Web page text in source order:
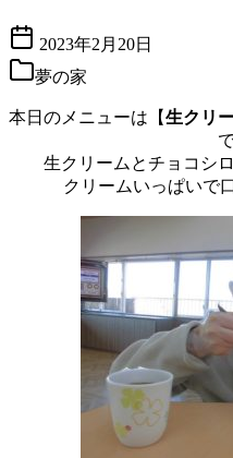
2023年2月20日
夢の家
本日のメニューは【生クリ
生クリームとチョコシ
クリームいっぱいで